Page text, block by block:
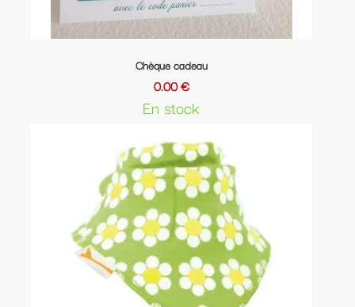
Chèque cadeau
0.00 €
En stock